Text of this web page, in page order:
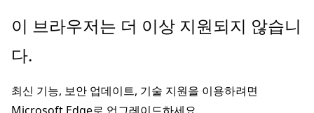
주
콘
츠
이 브라우저는 더 이상 지원되지 않습니
다.
최신 기능, 보안 업데이트, 기술 지원을 이용하려면